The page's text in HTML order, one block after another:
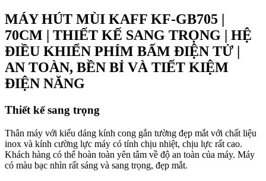
MÁY HÚT MÙI KAFF KF-GB705 |
70CM | THIẾT KẾ SANG TRỌNG | HỆ
ĐIỀU KHIỂN PHÍM BẤM ĐIỆN TỬ |
AN TOÀN, BỀN BỈ VÀ TIẾT KIỆM
ĐIỆN NĂNG
Thiết kế sang trọng
Thân máy với kiểu dáng kính cong gắn tường đẹp mắt với chất liệu
inox và kính cường lực máy có tính chịu nhiệt, chịu lực rất cao.
Khách hàng có thể hoàn toàn yên tâm về độ an toàn của máy. Máy
có màu bạc nhìn rất sáng và sang trọng, đẹp mắt.